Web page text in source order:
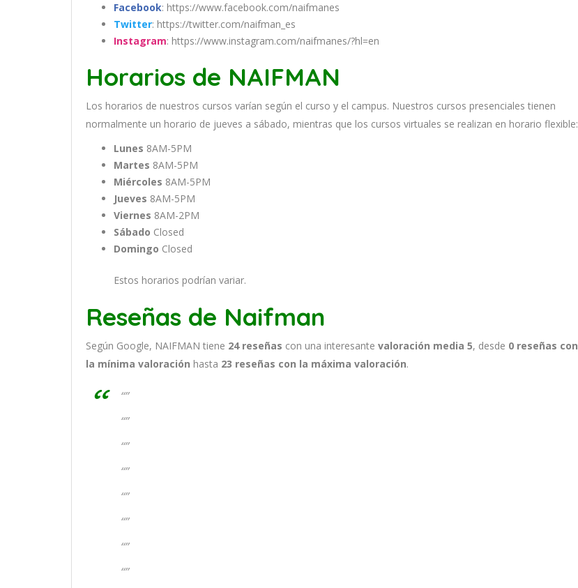
Facebook: https://www.facebook.com/naifmanes
Twitter: https://twitter.com/naifman_es
Instagram: https://www.instagram.com/naifmanes/?hl=en
Horarios de NAIFMAN
Los horarios de nuestros cursos varían según el curso y el campus. Nuestros cursos presenciales tienen
normalmente un horario de jueves a sábado, mientras que los cursos virtuales se realizan en horario flexible:
Lunes 8AM-5PM
Martes 8AM-5PM
Miércoles 8AM-5PM
Jueves 8AM-5PM
Viernes 8AM-2PM
Sábado Closed
Domingo Closed
Estos horarios podrían variar.
Reseñas de Naifman
Según Google, NAIFMAN tiene 24 reseñas con una interesante valoración media 5, desde 0 reseñas con
la mínima valoración hasta 23 reseñas con la máxima valoración.
“”
“”
“”
“”
“”
“”
“”
“”